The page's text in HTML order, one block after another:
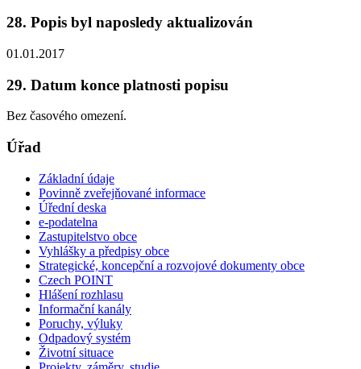
28. Popis byl naposledy aktualizován
01.01.2017
29. Datum konce platnosti popisu
Bez časového omezení.
Úřad
Základní údaje
Povinně zveřejňované informace
Úřední deska
e-podatelna
Zastupitelstvo obce
Vyhlášky a předpisy obce
Strategické, koncepční a rozvojové dokumenty obce
Czech POINT
Hlášení rozhlasu
Informační kanály
Poruchy, výluky
Odpadový systém
Životní situace